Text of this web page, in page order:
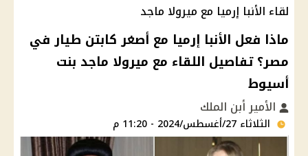
لقاء الأنبا إرميا مع ميرولا ماجد
ماذا فعل الأنبا إرميا مع أصغر كابتن طيار في
مصر؟ تفاصيل اللقاء مع ميرولا ماجد بنت
أسيوط
الأمير أبن الملك
الثلاثاء 27/أغسطس/2024 - 11:20 م